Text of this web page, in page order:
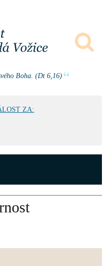
Boha. (Dt 6,16)
ZA: